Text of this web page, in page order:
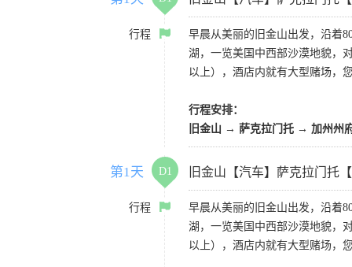
行程
早晨从美丽的旧金山出发，沿着
湖，一览美国中西部沙漠地貌，
以上），酒店内就有大型赌场，
行程安排：
旧金山 → 萨克拉门托 → 加州州
第1天 D1 旧金山【汽车】萨克拉门托
行程
早晨从美丽的旧金山出发，沿着
湖，一览美国中西部沙漠地貌，
以上），酒店内就有大型赌场，